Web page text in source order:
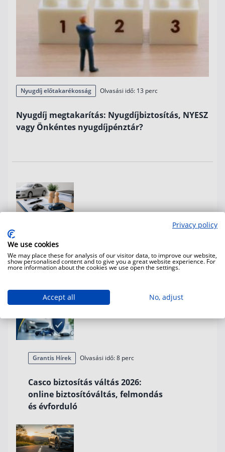
Nyugdíj előtakarékosság Olvasási idő: 13 perc
Nyugdíj megtakarítás: Nyugdíjbiztosítás, NYESZ
vagy Önkéntes nyugdíjpénztár?
Üzembentartói bejegyzés és
üzembentartó váltás 2026: ára,
dokumentumok
Grantis Hírek Olvasási idő: 8 perc
Casco biztosítás váltás 2026:
online biztosítóváltás, felmondás
és évforduló
Privacy policy
We use cookies
We may place these for analysis of our visitor data, to improve our website,
show personalised content and to give you a great website experience. For
more information about the cookies we use open the settings.
Accept all No, adjust